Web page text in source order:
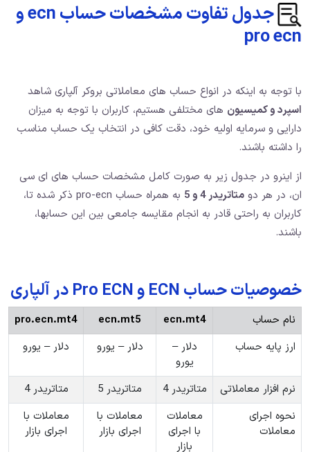
جدول تفاوت مشخصات حساب ecn و
pro ecn
با توجه به اینکه در انواع حساب های معاملاتی بروکر آلپاری شاهد
اسپرد و کمیسیون های مختلفی هستیم، کاربران با توجه به میزان
دارایی و سرمایه اولیه خود، دقت کافی در انتخاب یک حساب مناسب
را داشته باشند.
از اینرو در جدول زیر به صورت کامل مشخصات حساب های ای سی
ان، در هر دو متاتریدر 4 و 5
به همراه حساب pro-ecn ذکر شده تا،
کاربران به راحتی قادر به انجام مقایسه جامعی بین این حسابها،
باشند.
خصوصیات حساب ECN و Pro ECN در آلپاری
نام حساب ecn.mt4
ecn.mt5
pro.ecn.mt4
ارز پایه حساب
دلار –
یورو
دلار – یورو دلار – یورو
نرم افزار معاملاتی متاتریدر 4 متاتریدر 5
متاتریدر 4
نحوه اجرای
معاملات
معاملات
با اجرای
بازار
معاملات با
اجرای بازار
معاملات با
اجرای بازار